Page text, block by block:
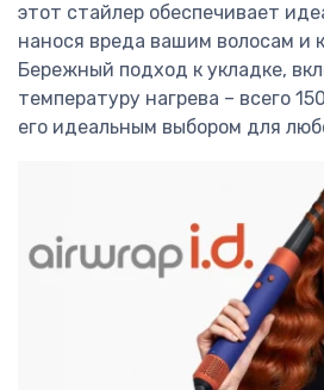
этот стайлер обеспечивает
нанося вреда вашим волосам и
Бережный подход к укладке,
температуру нагрева – всего
его идеальным выбором для